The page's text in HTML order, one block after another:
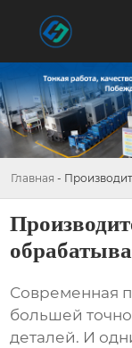
Главная -
Современная
большей
деталей. И